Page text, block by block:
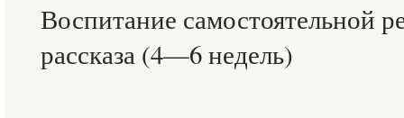
Воспитание самостоятельной
рассказа (4—6 недель)